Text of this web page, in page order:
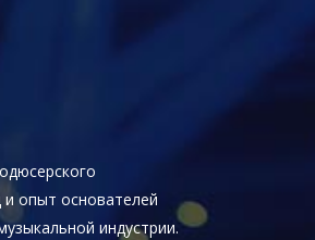
и опыт основателей
индустрии.